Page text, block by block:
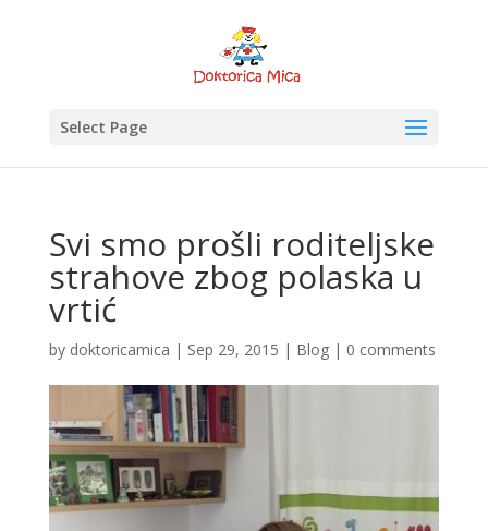
Select Page
Svi smo prošli roditeljske
strahove zbog polaska u
vrtić
by doktoricamica | Sep 29, 2015 | Blog| 0 comments